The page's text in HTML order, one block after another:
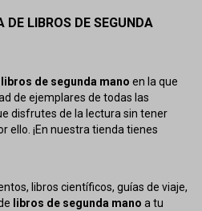
DE LIBROS DE SEGUNDA
de segunda mano en la que
de ejemplares de todas las
disfrutes de la lectura sin tener
ello. ¡En nuestra tienda tienes
libros científicos, guías de viaje,
libros de segunda mano a tu